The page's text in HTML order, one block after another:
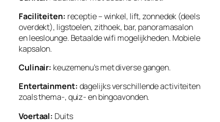
Faciliteiten: receptie – winkel, lift, zonnedek (deels
overdekt), ligstoelen, zithoek, bar, panoramasalon
en leeslounge. Betaalde wifi mogelijkheden. Mobiele
kapsalon.
Culinair: keuzemenu’s met diverse gangen.
Entertainment: dagelijks verschillende activiteiten
zoals thema-, quiz- en bingoavonden.
Voertaal: Duits